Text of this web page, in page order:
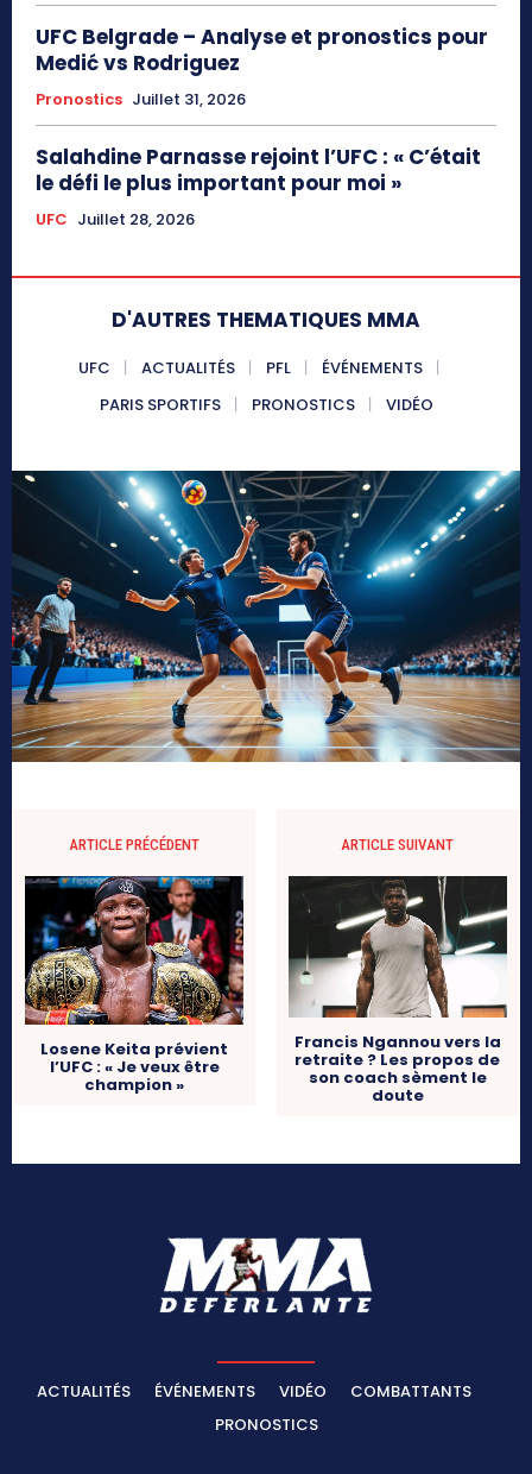
UFC Belgrade – Analyse et pronostics pour
Medić vs Rodriguez
Pronostics Juillet 31, 2026
Salahdine Parnasse rejoint l’UFC : « C’était
le défi le plus important pour moi »
UFC Juillet 28, 2026
D'AUTRES THEMATIQUES MMA
UFC ACTUALITÉS PFL
ÉVÉNEMENTS
PARIS SPORTIFS
PRONOSTICS VIDÉO
ARTICLE PRÉCÉDENT
Losene Keita prévient
l’UFC : « Je veux être
champion »
ARTICLE SUIVANT
Francis Ngannou vers la
retraite ? Les propos de
son coach sèment le
doute
ACTUALITÉS ÉVÉNEMENTS VIDÉO
COMBATTANTS
PRONOSTICS